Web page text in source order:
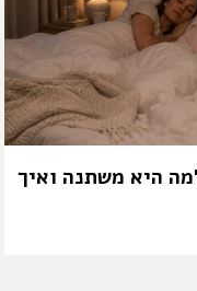
היא משתנה ואיך